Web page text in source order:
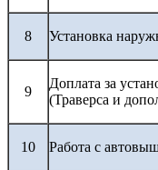
8 Установка
9
Доплата за
(Траверса и
10 Работа с